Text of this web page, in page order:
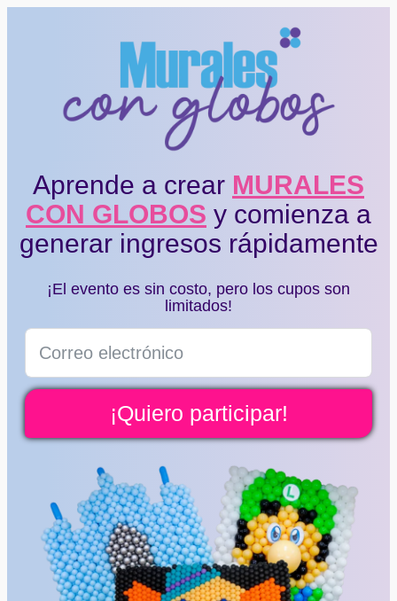
Aprende a crear MURALES
CON GLOBOS y comienza a
generar ingresos rápidamente
¡El evento es sin costo, pero los cupos son
limitados!
¡Quiero participar!